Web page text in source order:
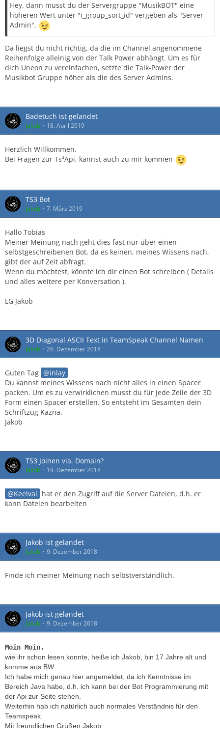
Hey, dann musst du der Servergruppe "MusikBOT" eine
höheren Wert unter "i_group_sort_id" vergeben als "Server
Admin".
Da liegst du nicht richtig, da die im Channel angenommene
Reihenfolge alleinig von der Talk Power abhängt. Um es für
dich Uneon zu vereinfachen, setzte die Talk-Power der
Musikbot Gruppe höher als die des Server Admins.
Badetuch ist gelandet
Jakob 18. April 2019
Herzlich Willkommen.
Bei Fragen zur Ts³Api, kannst auch zu mir kommen
TS3 Bot
Jakob 7. März 2019
Hallo Tobias
Meiner Meinung nach geht dies fast nur über einen
selbstgeschreibenen Bot, da es keinen, meines Wissens nach,
gibt der auf Zeit abfragt.
Wenn du möchtest, könnte ich dir einen Bot schreiben ( Details
und alles weitere per Konversation ).
LG Jakob
3D Diagonal ASCII Text in TeamSpeak Channel Namen
Jakob 26. Dezember 2018
Guten Tag
inlay
Du kannst meines Wissens nach nicht alles in einen Spacer
packen. Um es zu verwirklichen musst du für jede Zeile der 3D
Form einen Spacer erstellen. So entsteht im Gesamten dein
Schriftzug Kazna.
Jakob
TS3 Joinen via. Domain?
Jakob 19. Dezember 2018
Keelval hat er den Zugriff auf die Server Dateien, d.h. er
kann Dateien bearbeiten
Jakob ist gelandet
Jakob 9. Dezember 2018
Finde ich meiner Meinung nach selbstverständlich.
Jakob ist gelandet
Jakob 9. Dezember 2018
Moin Moin,
wie ihr schon lesen konnte, heiße ich Jakob, bin 17 Jahre alt und
komme aus BW.
Ich habe mich genau hier angemeldet, da ich Kenntnisse im
Bereich Java habe, d.h. ich kann bei der Bot Programmierung mit
der Api zur Seite stehen.
Weiterhin hab ich natürlich auch normales Verständnis für den
Teamspeak.
Mit freundlichen Grüßen Jakob